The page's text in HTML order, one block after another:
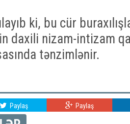
ki, bu cür
daxili nizam-intizam
tənzimlənir.
Paylaş Paylaş